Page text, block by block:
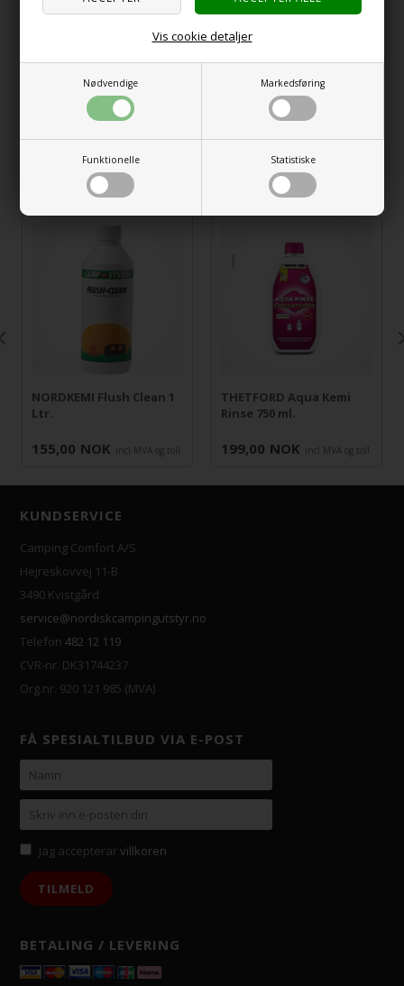
Nødvendige Markedsføring
Funktionelle Statistiske
Vis cookie detaljer
ProPlus Toilet Flush har en behagelig luktende, biologisk
ProPlus Toilet Flush bidrar til å holde toalettet rent, friskt og
RELATERTE VARER
NORDKEMI Flush Clean 1
Ltr.
155,00 NOK incl MVA og toll
THETFORD Aqua Kemi
Rinse 750 ml.
199,00 NOK incl MVA og toll
KUNDSERVICE
Camping Comfort A/S
Hejreskovvej 11-B
3490 Kvistgård
service@nordiskcampingutstyr.no
Telefon482 12 119
CVR-nr. DK31744237
Org.nr. 920 121 985 (MVA)
FÅ SPESIALTILBUD VIA E-POST
Jag accepterarvillkoren
BETALING / LEVERING